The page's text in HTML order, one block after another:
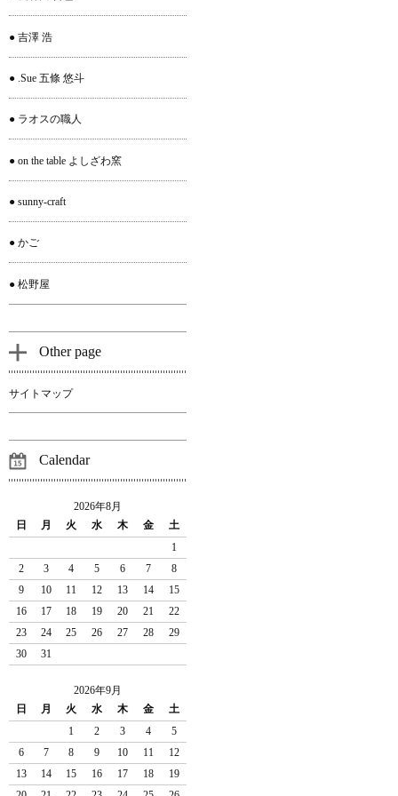
● 吉澤 浩
● .Sue 五條 悠斗
● ラオスの職人
● on the table よしざわ窯
● sunny-craft
● かご
● 松野屋
Other page
サイトマップ
Calendar
2026年8月
日
月 火 水 木 金
土
1
2
3 4 5 6 7
8
9
10 11 12 13 14
15
16
17 18 19 20 21
22
23
24 25 26 27 28
29
30
31
2026年9月
日
月 火 水 木 金
土
1
2 3 4
5
6
7 8 9 10 11
12
13
14 15 16 17 18
19